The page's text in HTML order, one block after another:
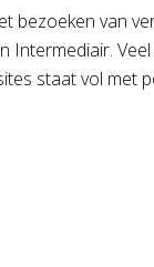
bezoeken van
staat vol met